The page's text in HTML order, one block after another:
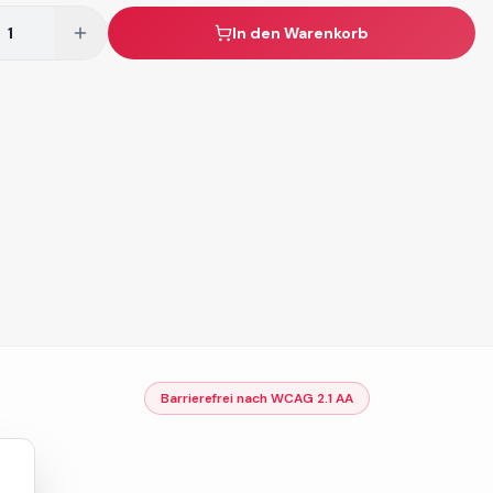
In den Warenkorb
Barrierefrei nach WCAG 2.1 AA